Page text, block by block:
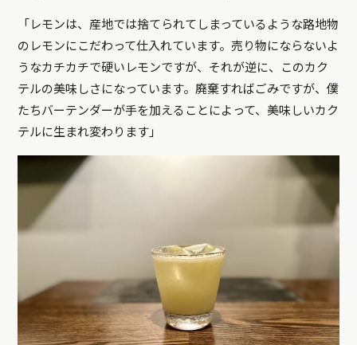
「レモンは、産地では捨てられてしまっているような路地物
のレモンにこだわって仕入れています。売り物にならないよ
うなカチカチで硬いレモンですが、それが逆に、このカク
テルの美味しさになっています。廃棄すればごみですが、僕
たちバーテンダーが手を加えることによって、美味しいカク
テルに生まれ変わります」